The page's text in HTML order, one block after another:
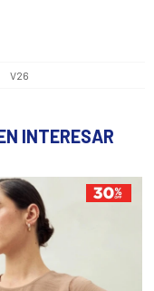
V26
INTERESAR